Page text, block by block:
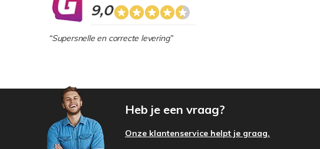
9,0
“Supersnelle en correcte levering”
Heb je een vraag?
Onze klantenservice helpt je graag.